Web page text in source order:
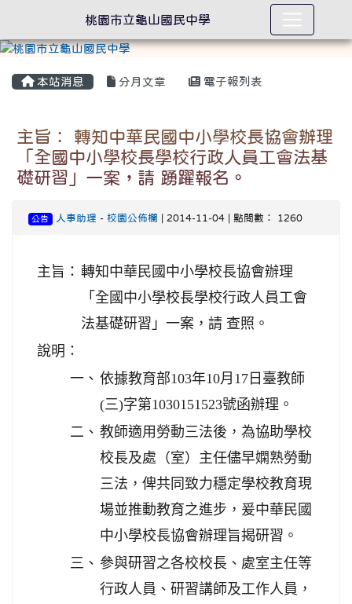
本站消息 分月文章 電子報列表
主旨： 轉知中華民國中小學校長協會辦理
「全國中小學校長學校行政人員工會法基
礎研習」一案，請 踴躍報名。
公告 人事助理 - 校園公佈欄 | 2014-11-04 | 點閱數： 1260
主旨： 轉知中華民國中小學校長協會辦理
「全國中小學校長學校行政人員工會
法基礎研習」一案，請 查照。
說明：
一、 依據教育部103年10月17日臺教師
(三)字第1030151523號函辦理。
二、 教師適用勞動三法後，為協助學校
校長及處（室）主任儘早嫻熟勞動
三法，俾共同致力穩定學校教育現
場並推動教育之進步，爰中華民國
中小學校長協會辦理旨揭研習。
三、 參與研習之各校校長、處室主任等
行政人員、研習講師及工作人員，
桃園市立龜山國民中學